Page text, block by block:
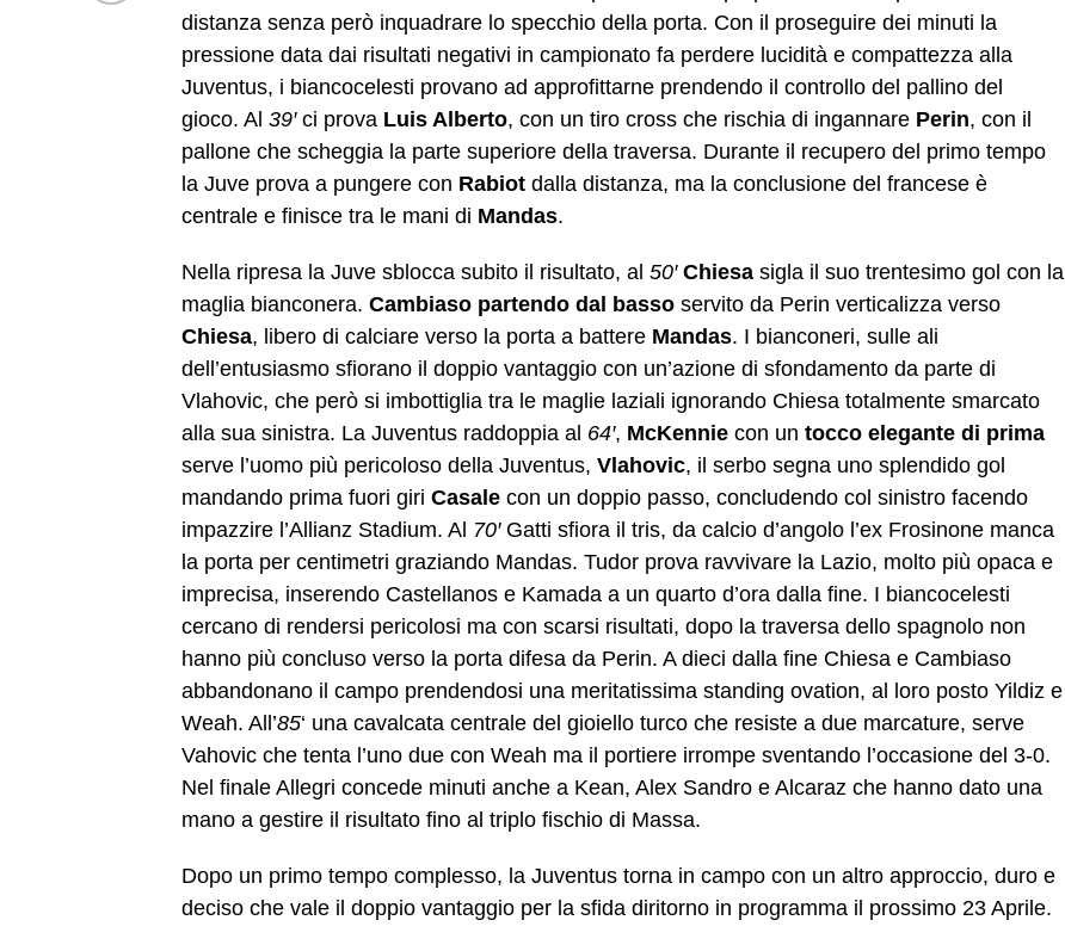
distanza senza però inquadrare lo specchio della porta. Con il proseguire dei minuti la
pressione data dai risultati negativi in campionato fa perdere lucidità e compattezza alla
Juventus, i biancocelesti provano ad approfittarne prendendo il controllo del pallino del
gioco. Al 39′ci prova Luis Alberto, con un tiro cross che rischia di ingannare Perin, con il
pallone che scheggia la parte superiore della traversa. Durante il recupero del primo tempo
la Juve prova a pungere con Rabiot dalla distanza, ma la conclusione del francese è
centrale e finisce tra le mani di Mandas.
Nella ripresa la Juve sblocca subito il risultato, al 50′ Chiesa sigla il suo trentesimo gol con la
maglia bianconera. Cambiaso partendo dal basso servito da Perin verticalizza verso
Chiesa, libero di calciare verso la porta a battere Mandas. I bianconeri, sulle ali
dell’entusiasmo sfiorano il doppio vantaggio con un’azione di sfondamento da parte di
Vlahovic, che però si imbottiglia tra le maglie laziali ignorando Chiesa totalmente smarcato
alla sua sinistra. La Juventus raddoppia al 64′, McKennie con un tocco elegante di prima
serve l’uomo più pericoloso della Juventus, Vlahovic, il serbo segna uno splendido gol
mandando prima fuori giri Casale con un doppio passo, concludendo col sinistro facendo
impazzire l’Allianz Stadium. Al 70′Gatti sfiora il tris, da calcio d’angolo l’ex Frosinone manca
la porta per centimetri graziando Mandas. Tudor prova ravvivare la Lazio, molto più opaca e
imprecisa, inserendo Castellanos e Kamada a un quarto d’ora dalla fine. I biancocelesti
cercano di rendersi pericolosi ma con scarsi risultati, dopo la traversa dello spagnolo non
hanno più concluso verso la porta difesa da Perin. A dieci dalla fine Chiesa e Cambiaso
abbandonano il campo prendendosi una meritatissima standing ovation, al loro posto Yildiz e
Weah. All’85‘ una cavalcata centrale del gioiello turco che resiste a due marcature, serve
Vahovic che tenta l’uno due con Weah ma il portiere irrompe sventando l’occasione del 3-0.
Nel finale Allegri concede minuti anche a Kean, Alex Sandro e Alcaraz che hanno dato una
mano a gestire il risultato fino al triplo fischio di Massa.
Dopo un primo tempo complesso, la Juventus torna in campo con un altro approccio, duro e
deciso che vale il doppio vantaggio per la sfida diritorno in programma il prossimo 23 Aprile.